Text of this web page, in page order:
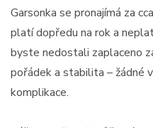
Garsonka se pronajímá za
platí dopředu na rok a
byste nedostali zaplaceno
pořádek a stabilita – žádné
komplikace.